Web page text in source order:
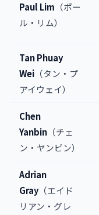
Paul Lim （ポー
ル・リム）
Tan Phuay
Wei （タン・プ
アイウェイ）
Chen
Yanbin （チェ
ン・ヤンビン）
Adrian
Gray （エイド
リアン・グレ